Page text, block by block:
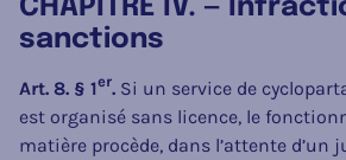
CHAPITRE IV. —
sanctions
Art. 8. § 1er. Si un service de
est organisé sans licence, le
matière procède, dans l’attente d’un